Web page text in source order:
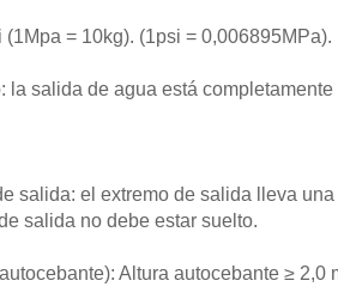
= 10kg). (1psi = 0,006895MPa).
la salida de agua está
salida: el extremo de salida lleva
salida no debe estar suelto.
Altura autocebante ≥ 2,0